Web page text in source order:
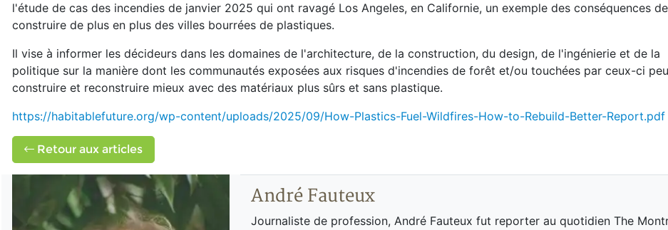
l'étude de cas des incendies de janvier 2025 qui ont ravagé Los Angeles, en Californie, un exemple des conséquences de
construire de plus en plus des villes bourrées de plastiques.
Il vise à informer les décideurs dans les domaines de l'architecture, de la construction, du design, de l'ingénierie et de la
politique sur la manière dont les communautés exposées aux risques d'incendies de forêt et/ou touchées par ceux-ci
construire et reconstruire mieux avec des matériaux plus sûrs et sans plastique.
https://habitablefuture.org/wp-content/uploads/2025/09/How-Plastics-Fuel-Wildfires-How-to-Rebuild-Better-Report.pdf
Retour aux articles
André Fauteux
Journaliste de profession, André Fauteux fut reporter au quotidien The